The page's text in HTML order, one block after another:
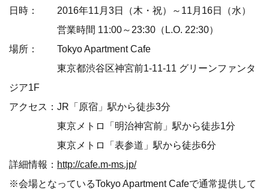
日時： 2016年11月3日（木・祝）～11月16日（水）
営業時間 11:00～23:30（L.O. 22:30）
場所： Tokyo Apartment Cafe
東京都渋谷区神宮前1-11-11 グリーンファンタ
ジア1F
アクセス：JR「原宿」駅から徒歩3分
東京メトロ「明治神宮前」駅から徒歩1分
東京メトロ「表参道」駅から徒歩6分
詳細情報： http://cafe.m-ms.jp/
※会場となっているTokyo Apartment Cafeで通常提供して